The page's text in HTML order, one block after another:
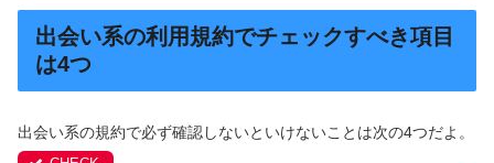
出会い系の利用規約でチェックすべき項目
は4つ
出会い系の規約で必ず確認しないといけないことは次の4つだよ。